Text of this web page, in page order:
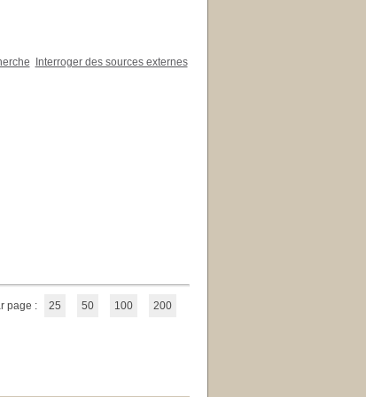
Interroger des sources externes
page : 25 50 100 200